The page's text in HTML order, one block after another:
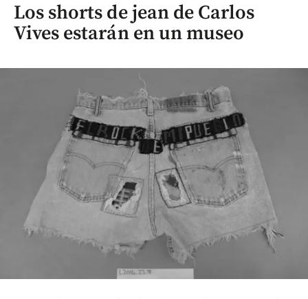
Los shorts de jean de Carlos
Vives estarán en un museo